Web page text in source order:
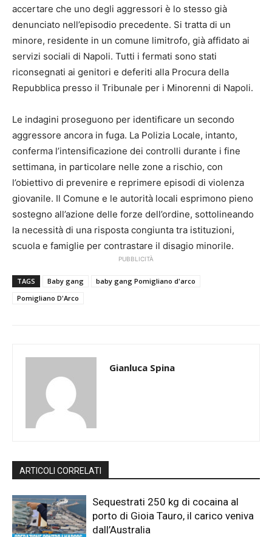
accertare che uno degli aggressori è lo stesso già
denunciato nell’episodio precedente. Si tratta di un
minore, residente in un comune limitrofo, già affidato ai
servizi sociali di Napoli. Tutti i fermati sono stati
riconsegnati ai genitori e deferiti alla Procura della
Repubblica presso il Tribunale per i Minorenni di Napoli.
Le indagini proseguono per identificare un secondo
aggressore ancora in fuga. La Polizia Locale, intanto,
conferma l’intensificazione dei controlli durante i fine
settimana, in particolare nelle zone a rischio, con
l’obiettivo di prevenire e reprimere episodi di violenza
giovanile. Il Comune e le autorità locali esprimono pieno
sostegno all’azione delle forze dell’ordine, sottolineando
la necessità di una risposta congiunta tra istituzioni,
scuola e famiglie per contrastare il disagio minorile.
PUBBLICITÀ
TAGS Baby gang
baby gang Pomigliano d'arco
Pomigliano D'Arco
Gianluca Spina
ARTICOLI CORRELATI
Sequestrati 250 kg di cocaina al
porto di Gioia Tauro, il carico veniva
dall’Australia